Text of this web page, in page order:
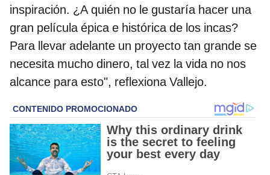
inspiración. ¿A quién no le gustaría hacer una
gran película épica e histórica de los incas?
Para llevar adelante un proyecto tan grande se
necesita mucho dinero, tal vez la vida no nos
alcance para esto", reflexiona Vallejo.